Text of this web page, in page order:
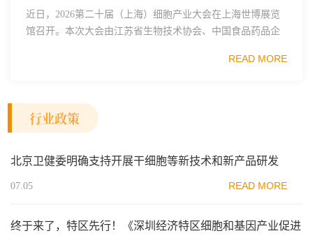
近日，2026第二十届（上海）细胞产业大会在上海世博展览
馆召开。本次大会由江苏省生物技术协会、中国食品药品企
范区生物医药行业协会、瑞士日内瓦长寿科学...
READ MORE
行业政策
北京卫健委明确支持开展干细胞等新技术和新产品研发
07.05 READ MORE
终于来了，特区先行！《深圳经济特区细胞和基因产业促进